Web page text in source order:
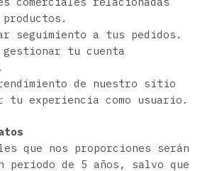
seguimiento a tus pedidos.
tu cuenta
.
de nuestro sitio
tu experiencia como usuario.
que nos proporciones serán
periodo de 5 años, salvo que